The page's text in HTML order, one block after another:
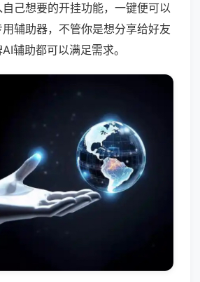
己想要的开挂功能，一键便可以
辅助器，不管你是想分享给好友
辅助都可以满足需求。